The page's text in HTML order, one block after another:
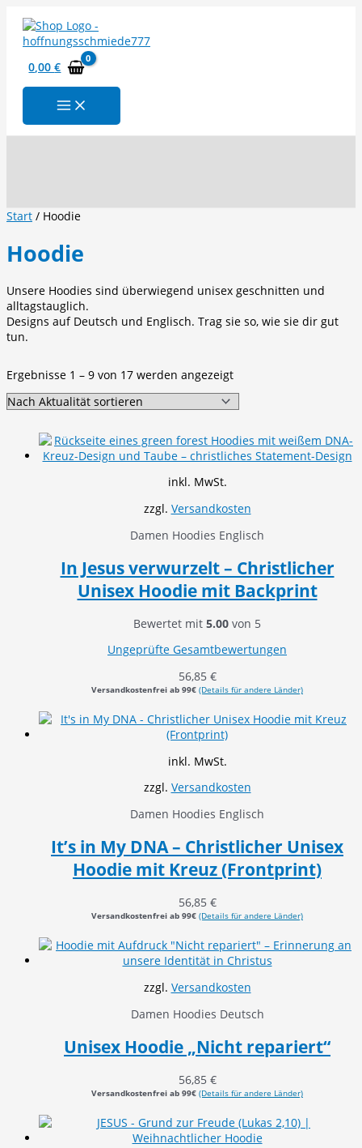
Inhalt
springen
0,00€
Start / Hoodie
Hoodie
Unsere Hoodies sind überwiegend unisex geschnitten und
alltagstauglich.
Designs auf Deutsch und Englisch. Trag sie so, wie sie dir gut
tun.
Ergebnisse 1 – 9 von 17 werden angezeigtNach
inkl. MwSt.
zzgl. Versandkosten
Damen Hoodies Englisch
In Jesus verwurzelt – Christlicher
Unisex Hoodie mit Backprint
Bewertet mit 5.00 von 5
Ungeprüfte Gesamtbewertungen
56,85 €
Versandkostenfrei ab 99€ (Details für andere Länder)
inkl. MwSt.
zzgl. Versandkosten
Damen Hoodies Englisch
It’s in My DNA – Christlicher Unisex
Hoodie mit Kreuz (Frontprint)
56,85 €
Versandkostenfrei ab 99€ (Details für andere Länder)
zzgl. Versandkosten
Damen Hoodies Deutsch
Unisex Hoodie „Nicht repariert“
56,85 €
Versandkostenfrei ab 99€ (Details für andere Länder)